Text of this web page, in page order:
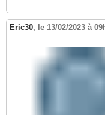
Eric30, le 13/02/2023 à